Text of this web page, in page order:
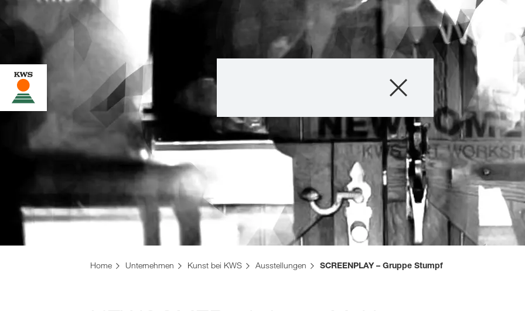
Unternehmen
Geschäftsfelder
Karriere
Investoren
Innovation
Home Unternehmen Kunst bei KWS Ausstellungen SCREENPLAY – Gruppe Stumpf